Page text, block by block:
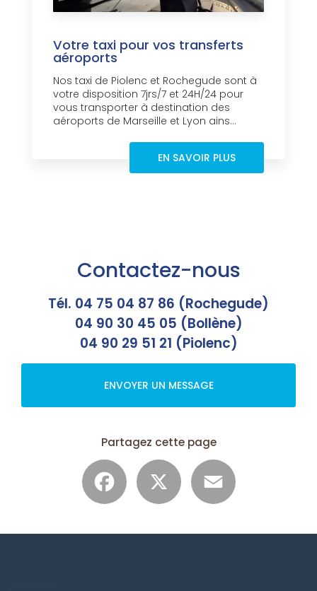
Votre taxi pour vos transferts
aéroports
Nos taxi de Piolenc et Rochegude sont à
votre disposition 7jrs/7 et 24H/24 pour
vous transporter à destination des
aéroports de Marseille et Lyon ains...
EN SAVOIR PLUS
Contactez-nous
Tél. 04 75 04 87 86 (Rochegude)
04 90 30 45 05 (Bollène)
04 90 29 51 21 (Piolenc)
ENVOYER UN MESSAGE
Partagez cette page
Facebook